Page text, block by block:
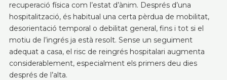
recuperació física com l’estat d’ànim. Després d’una
hospitalització, és habitual una certa pèrdua de mobilitat,
desorientació temporal o debilitat general, fins i tot si el
motiu de l’ingrés ja està resolt. Sense un seguiment
adequat a casa, el risc de reingrés hospitalari augmenta
considerablement, especialment els primers deu dies
després de l’alta.